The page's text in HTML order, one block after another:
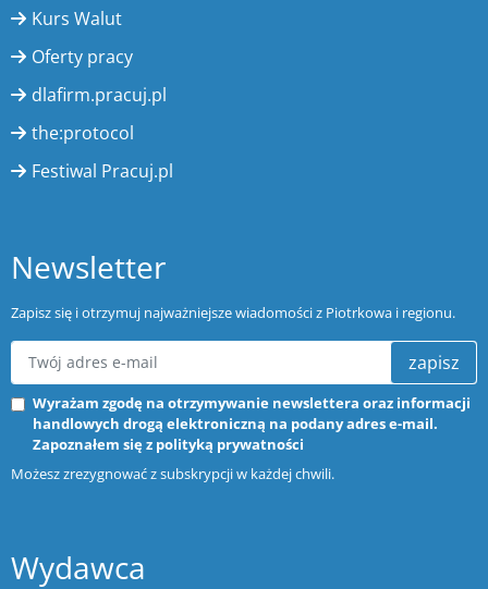
Kurs Walut
Oferty pracy
dlafirm.pracuj.pl
the:protocol
Festiwal Pracuj.pl
Newsletter
Zapisz się i otrzymuj najważniejsze wiadomości z Piotrkowa i regionu.
zapisz
Wyrażam zgodę na otrzymywanie newslettera oraz informacji
handlowych drogą elektroniczną na podany adres e-mail.
Zapoznałem się z polityką prywatności
Możesz zrezygnować z subskrypcji w każdej chwili.
Wydawca